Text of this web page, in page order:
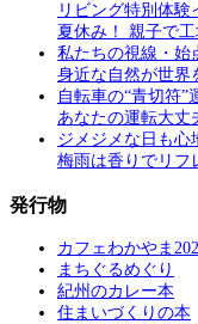
リビング特別体験
夏休み！ 親子で
私たちの視線・始
身近な自然が世界
自転車の“青切符”
あなたの運転大丈
ジメジメな日も心
梅雨は香りでリフ
発行物
カフェわかやま
まちぐるめぐり
紀州のカレー本
住まいづくりの本